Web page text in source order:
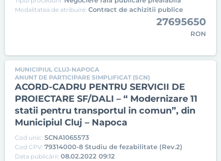
Modalitatea de atribuire: Contract de achizitii publice
27695650
RON
MUNICIPIUL CLUJ-NAPOCA
ANUNT DE PARTICIPARE SIMPLIFICAT (SCN)
ACORD-CADRU PENTRU SERVICII DE
PROIECTARE SF/DALI – “ Modernizare 11
statii pentru transportul in comun”, din
Municipiul Cluj – Napoca
Cod unic: SCNA1065573
Cod CPV: 79314000-8 Studiu de fezabilitate (Rev.2)
Data publicării: 08.02.2022 09:12